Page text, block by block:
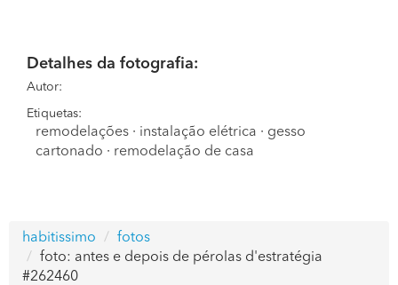
Detalhes da fotografia:
Autor:
Etiquetas:
remodelações · instalação elétrica · gesso
cartonado · remodelação de casa
habitissimo
fotos
foto: antes e depois de pérolas d'estratégia
#262460